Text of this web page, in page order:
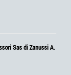
Sas di Zanussi A.